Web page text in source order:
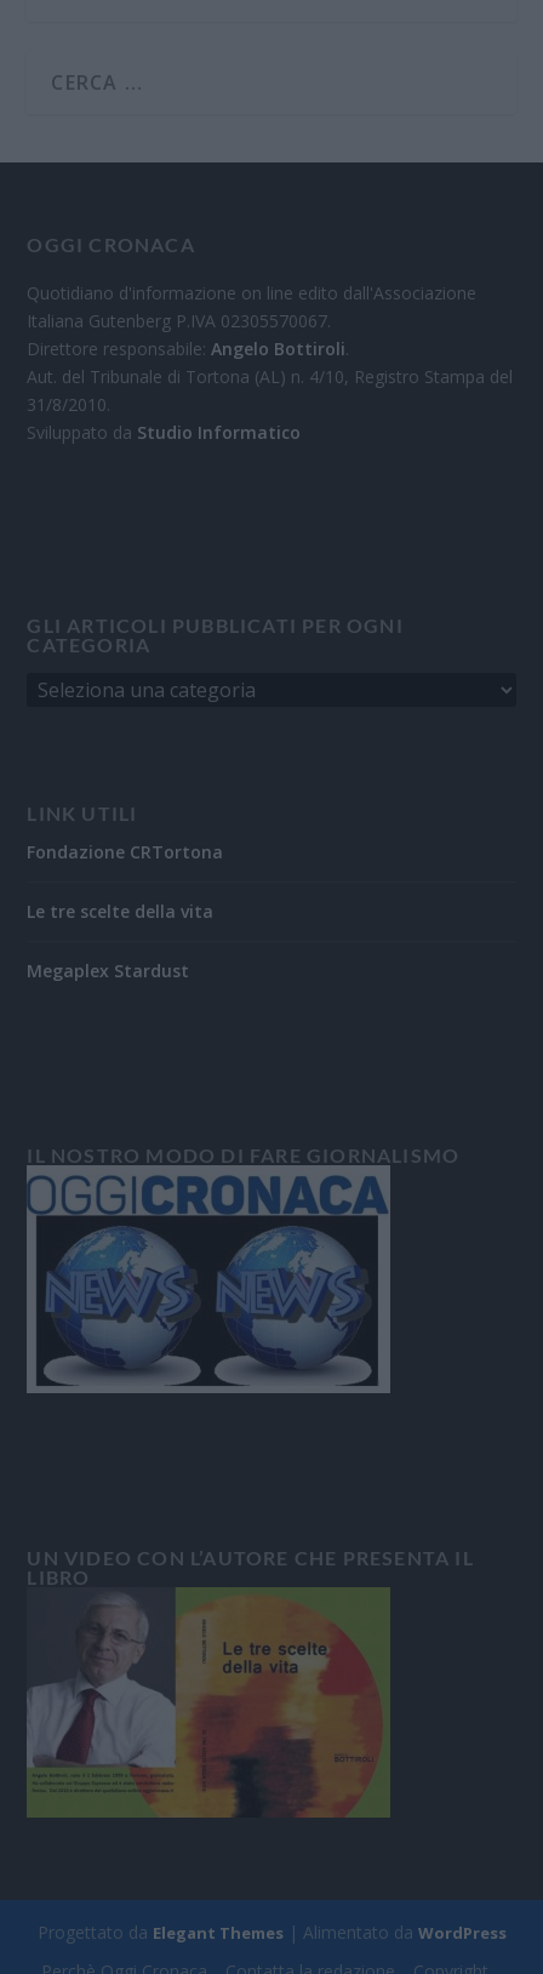
OGGI CRONACA
Quotidiano d'informazione on line edito dall'Associazione
Italiana Gutenberg P.IVA 02305570067.
Direttore responsabile:Angelo Bottiroli.
Aut. del Tribunale di Tortona (AL) n. 4/10, Registro Stampa del
31/8/2010.
Sviluppato da Studio Informatico
GLI ARTICOLI PUBBLICATI PER OGNI
CATEGORIA
LINK UTILI
Fondazione CRTortona
Le tre scelte della vita
Megaplex Stardust
IL NOSTRO MODO DI FARE GIORNALISMO
UN VIDEO CON L’AUTORE CHE PRESENTA IL
LIBRO
Progettato da Elegant Themes| Alimentato da WordPress